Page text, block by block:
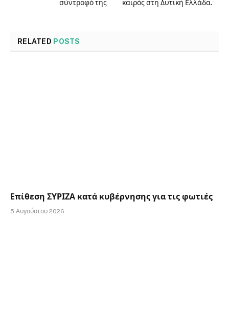
σύντροφό της
καιρός στη Δυτική Ελλάδα.
RELATED POSTS
Επίθεση ΣΥΡΙΖΑ κατά κυβέρνησης για τις φωτιές
5 Αυγούστου 2026